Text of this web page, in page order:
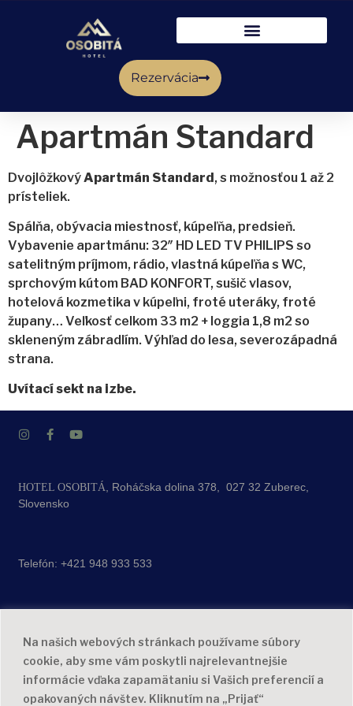
Na našich webových stránkach používame súbory
cookie, aby sme vám poskytli najrelevantnejšie
informácie vďaka zapamätaniu si Vašich preferencií a
opakovaných návštev. Kliknutím na „Prijať“
Rezervácia
Apartmán Standard
DvojlôžkovýApartmán Standard, s možnosťou 1 až 2
prísteliek.
Spálňa, obývacia miestnosť, kúpeľňa, predsieň.
Vybavenie apartmánu: 32″ HD LED TV PHILIPS so
satelitným príjmom, rádio, vlastná kúpeľňa s WC,
sprchovým kútom BAD KONFORT, sušič vlasov,
hotelová kozmetika v kúpeľni, froté uteráky, froté
župany… Veľkosť celkom 33 m2 + loggia 1,8 m2 so
skleneným zábradlím. Výhľad do lesa, severozápadná
strana.
Uvítací sekt na izbe.
Check-out:6:30 – 10:00
Telefón:+421 948 933 533
HOTEL OSOBITÁ
, Roháčska dolina 378, 027 32 Zuberec,
Slovensko